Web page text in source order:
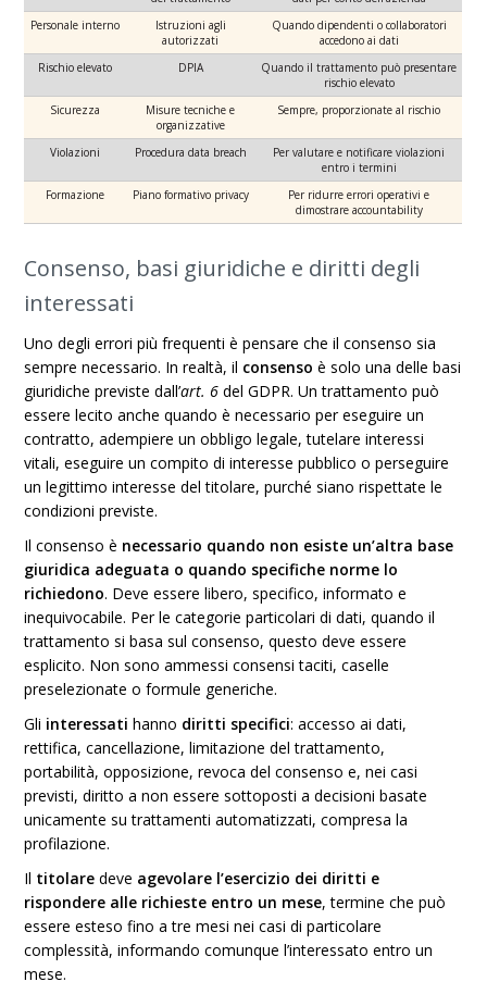
Personale interno
Istruzioni agli
autorizzati
Quando dipendenti o collaboratori
accedono ai dati
Rischio elevato
DPIA
Quando il trattamento può presentare
rischio elevato
Sicurezza
Misure tecniche e
organizzative
Sempre, proporzionate al rischio
Violazioni Procedura data breach
Per valutare e notificare violazioni
entro i termini
Formazione
Piano formativo privacy
Per ridurre errori operativi e
dimostrare accountability
Consenso, basi giuridiche e diritti degli
interessati
Uno degli errori più frequenti è pensare che il consenso sia
sempre necessario. In realtà, il consenso è solo una delle basi
giuridiche previste dall’art. 6del GDPR. Un trattamento può
essere lecito anche quando è necessario per eseguire un
contratto, adempiere un obbligo legale, tutelare interessi
vitali, eseguire un compito di interesse pubblico o perseguire
un legittimo interesse del titolare, purché siano rispettate le
condizioni previste.
Il consenso è necessario quando non esiste un’altra base
giuridica adeguata o quando specifiche norme lo
richiedono. Deve essere libero, specifico, informato e
inequivocabile. Per le categorie particolari di dati, quando il
trattamento si basa sul consenso, questo deve essere
esplicito. Non sono ammessi consensi taciti, caselle
preselezionate o formule generiche.
Gli interessati hanno diritti specifici: accesso ai dati,
rettifica, cancellazione, limitazione del trattamento,
portabilità, opposizione, revoca del consenso e, nei casi
previsti, diritto a non essere sottoposti a decisioni basate
unicamente su trattamenti automatizzati, compresa la
profilazione.
Il titolare deve agevolare l’esercizio dei diritti e
rispondere alle richieste entro un mese, termine che può
essere esteso fino a tre mesi nei casi di particolare
complessità, informando comunque l’interessato entro un
mese.